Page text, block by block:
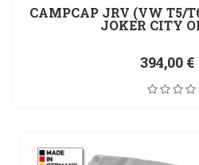
CAMPCAP JRV (VW T5/
JOKER CITY
394,00 €